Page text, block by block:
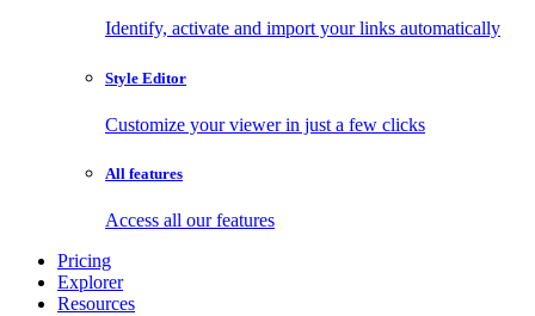
Identify, activate and import your links automatically
Style Editor
Customize your viewer in just a few clicks
All features
Access all our features
Pricing
Explorer
Resources